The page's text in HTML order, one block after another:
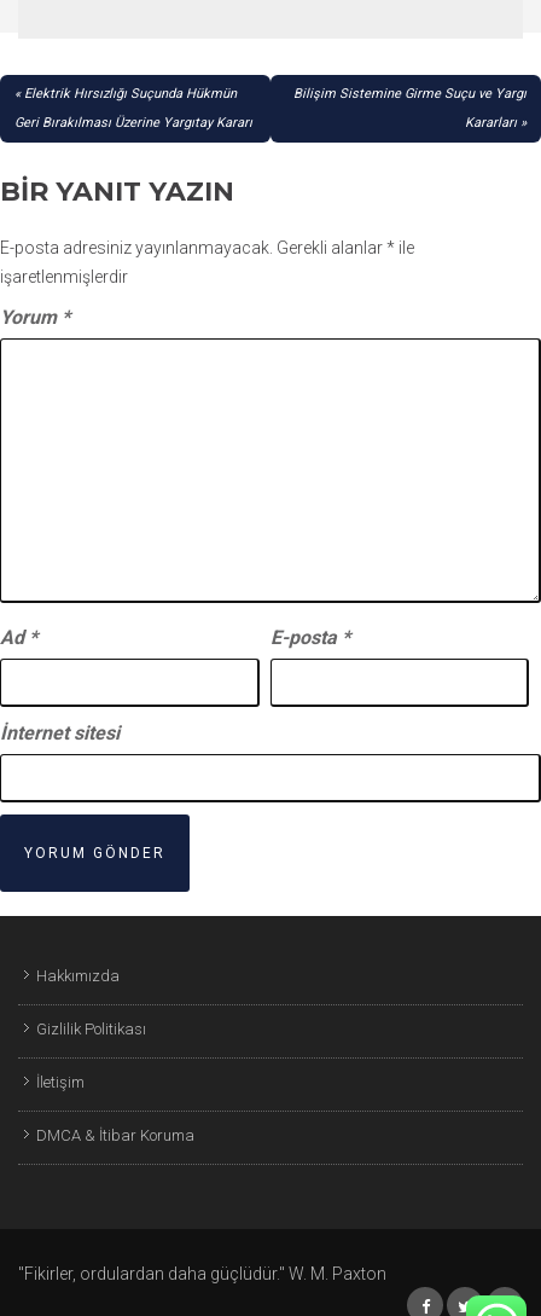
YAZI
GEZINMESI
Elektrik Hırsızlığı Suçunda Hükmün
Geri Bırakılması Üzerine Yargıtay Kararı
Bilişim Sistemine Girme Suçu ve Yargı
Kararları
BIR YANIT YAZIN
E-posta adresiniz yayınlanmayacak. Gerekli alanlar* ile
işaretlenmişlerdir
Yorum *
Ad * E-posta *
İnternet sitesi
Hakkımızda
Gizlilik Politikası
İletişim
DMCA & İtibar Koruma
"Fikirler, ordulardan daha güçlüdür." W. M. Paxton